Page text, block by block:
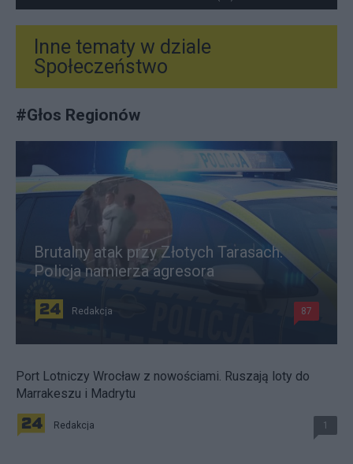
Inne tematy w dziale
Społeczeństwo
#Głos Regionów
Brutalny atak przy Złotych Tarasach.
Policja namierza agresora
Redakcja 87
Port Lotniczy Wrocław z nowościami. Ruszają loty do
Marrakeszu i Madrytu
Redakcja 1